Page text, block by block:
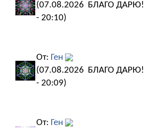
(07.08.2026
- 20:10)
БЛАГО ДАРЮ!
От: Ген
(07.08.2026
- 20:09)
БЛАГО ДАРЮ!
От: Ген